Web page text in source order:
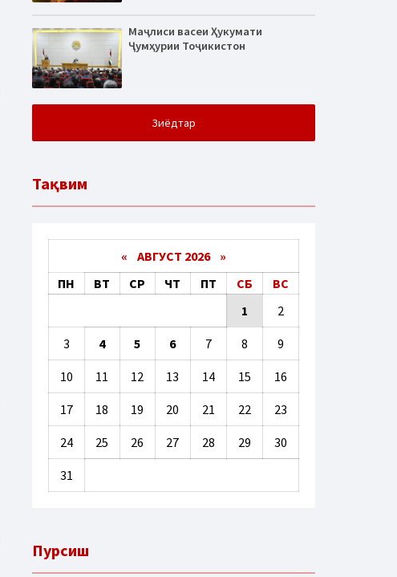
Маҷлиси васеи Ҳукумати
Ҷумҳурии Тоҷикистон
Зиёдтар
Тақвим
« АВГУСТ 2026 »
ПН
ВТ СР ЧТ ПТ СБ
ВС
1
2
3 4 5 6 7 8 9
10 11 12 13 14 15 16
17 18 19 20 21 22 23
24 25 26 27 28 29 30
31
Пурсиш